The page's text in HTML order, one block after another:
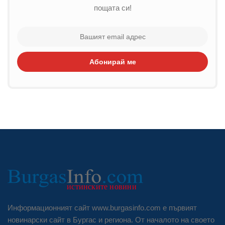
пощата си!
Абонирай ме
Информационният сайт www.burgasinfo.com е първият
новинарски сайт в Бургас и региона. От началото на своето